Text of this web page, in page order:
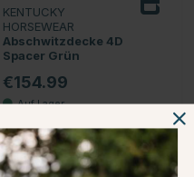
KENTUCKY
HORSEWEAR
Abschwitzdecke 4D
Spacer Grün
€154.99
Bewertung: (2) 5.0 von 5 Sternen